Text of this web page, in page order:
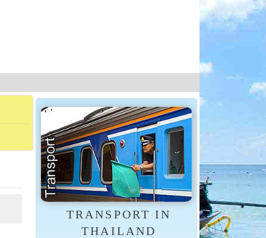
TRANSPORT IN
THAILAND